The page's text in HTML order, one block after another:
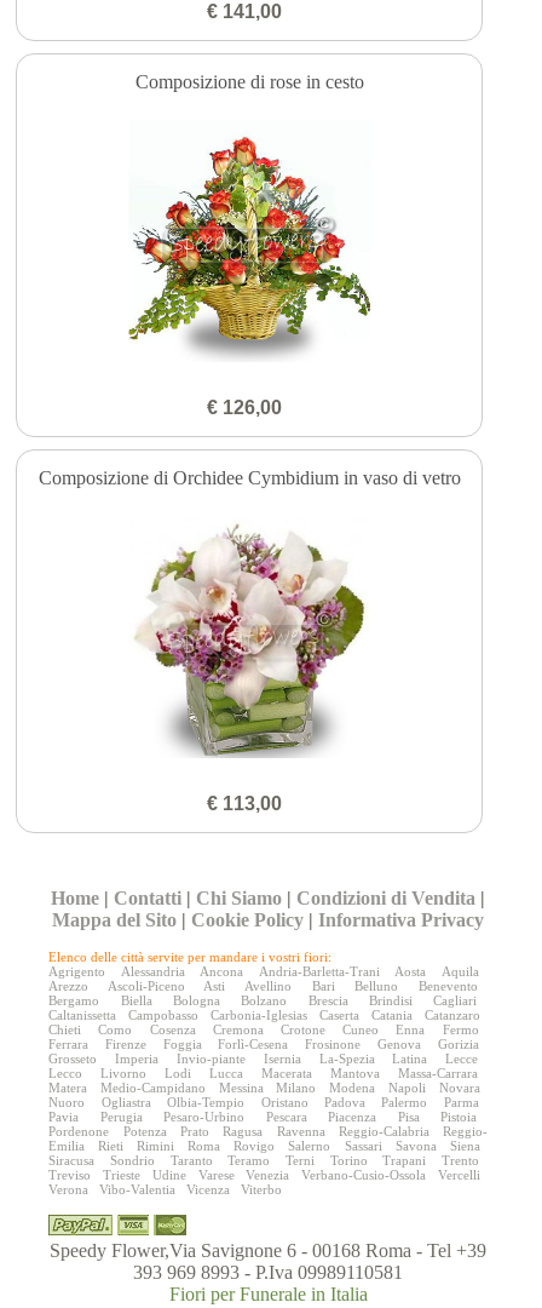
€ 141,00
Composizione di rose in cesto
€ 126,00
Composizione di Orchidee Cymbidium in vaso di vetro
€ 113,00
Home | Contatti | Chi Siamo | Condizioni di Vendita |
Mappa del Sito | Cookie Policy |Informativa Privacy
Elenco delle città servite per mandare i vostri fiori:
Agrigento
Alessandria Ancona Andria-Barletta-Trani Aosta
Aquila
Arezzo
Ascoli-Piceno Asti Avellino Bari Belluno
Benevento
Bergamo
Biella Bologna Bolzano Brescia Brindisi
Cagliari
Caltanissetta
Campobasso Carbonia-Iglesias Caserta Catania
Catanzaro
Chieti
Como Cosenza Cremona Crotone Cuneo Enna
Fermo
Ferrara
Firenze Foggia Forlì-Cesena Frosinone Genova
Gorizia
Grosseto
Imperia Invio-piante Isernia La-Spezia Latina
Lecce
Lecco
Livorno Lodi Lucca Macerata Mantova
Massa-Carrara
Matera
Medio-Campidano Messina Milano Modena Napoli
Novara
Nuoro
Ogliastra Olbia-Tempio Oristano Padova Palermo
Parma
Pavia
Perugia Pesaro-Urbino Pescara Piacenza Pisa
Pistoia
Pordenone
Potenza Prato Ragusa Ravenna Reggio-Calabria
Reggio-
Emilia
Rieti Rimini Roma Rovigo Salerno Sassari Savona
Siena
Siracusa
Sondrio Taranto Teramo Terni Torino Trapani
Trento
Treviso
Trieste Udine Varese Venezia Verbano-Cusio-Ossola
Vercelli
Verona
Vibo-Valentia Vicenza Viterbo
Speedy Flower,Via Savignone 6 - 00168 Roma - Tel +39
393 969 8993 - P.Iva 09989110581
Fiori per Funerale in Italia